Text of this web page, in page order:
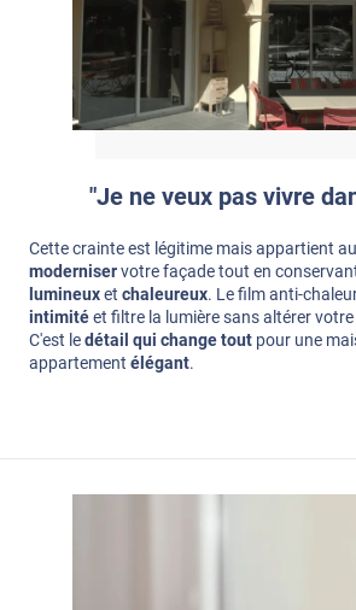
"Je ne veux pas vivre
Cette crainte est légitime mais appartient
moderniservotre façade tout en
lumineuxet chaleureux. Le film anti-
intimitéet filtre la lumière sans altérer votre
C'est ledétail qui change tout pour une
appartement élégant.